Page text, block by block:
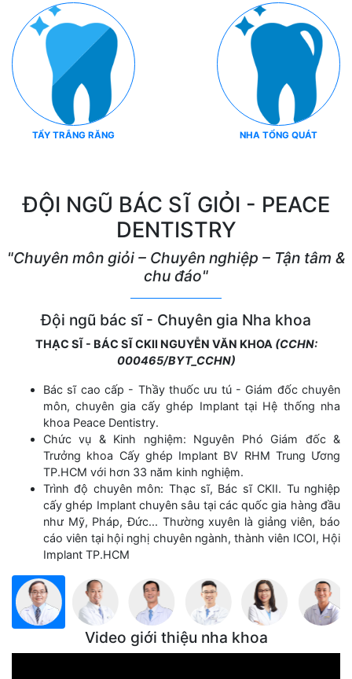
TẨY TRẮNG RĂNG NHA TỔNG QUÁT
ĐỘI NGŨ BÁC SĨ GIỎI - PEACE
DENTISTRY
"Chuyên môn giỏi – Chuyên nghiệp – Tận tâm &
chu đáo"
Đội ngũ bác sĩ - Chuyên gia Nha khoa
THẠC SĨ - BÁC SĨ CKII NGUYỄN VĂN KHOA (CCHN:
000465/BYT_CCHN)
Bác sĩ cao cấp - Thầy thuốc ưu tú - Giám đốc chuyên
môn, chuyên gia cấy ghép Implant tại Hệ thống nha
khoa Peace Dentistry.
Chức vụ & Kinh nghiệm: Nguyên Phó Giám đốc &
Trưởng khoa Cấy ghép Implant BV RHM Trung Ương
TP.HCM với hơn 33 năm kinh nghiệm.
Trình độ chuyên môn: Thạc sĩ, Bác sĩ CKII. Tu nghiệp
cấy ghép Implant chuyên sâu tại các quốc gia hàng đầu
như Mỹ, Pháp, Đức... Thường xuyên là giảng viên, báo
cáo viên tại hội nghị chuyên ngành, thành viên ICOI, Hội
Implant TP.HCM
Video giới thiệu nha khoa